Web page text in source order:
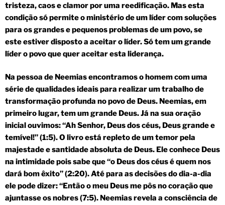
tristeza, caos e clamor por uma reedificação. Mas esta
condição só permite o ministério de um líder com soluções
para os grandes e pequenos problemas de um povo, se
este estiver disposto a aceitar o líder. Só tem um grande
líder o povo que quer aceitar esta liderança.
Na pessoa de Neemias encontramos o homem com uma
série de qualidades ideais para realizar um trabalho de
transformação profunda no povo de Deus. Neemias, em
primeiro lugar, tem um grande Deus. Já na sua oração
inicial ouvimos: “Ah Senhor, Deus dos céus, Deus grande e
temível!” (1:5). O livro está repleto de um temor pela
majestade e santidade absoluta de Deus. Ele conhece Deus
na intimidade pois sabe que “o Deus dos céus é quem nos
dará bom êxito” (2:20). Até para as decisões do dia-a-dia
ele pode dizer: “Então o meu Deus me pôs no coração que
ajuntasse os nobres (7:5). Neemias revela a consciência de